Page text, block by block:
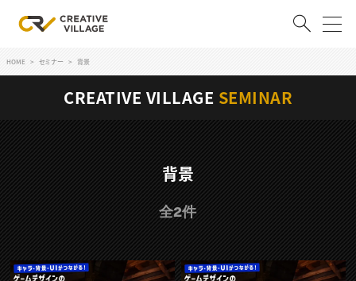
ログイン 会員登録
RECRUIT
クリエイター求人を探す
CREATIVE JOB求人検索
特集求人
採用説明会
転職支援サービス
CONTENTS
HOME セミナー 背景
CREATIVE VILLAGE SEMINAR
背景
全2件